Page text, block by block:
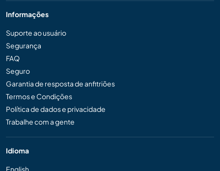
Informações
Suporte ao usuário
Segurança
FAQ
Seguro
Garantia de resposta de anfitriões
Termos e Condições
Política de dados e privacidade
Trabalhe com a gente
Idioma
English